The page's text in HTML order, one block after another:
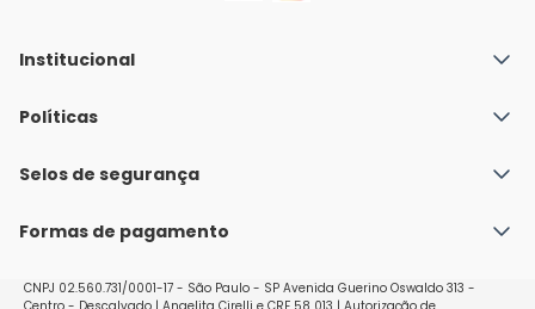
Institucional
Quem Somos
Nossas lojas
Políticas
Política de Envio
Políticas de Trocas e Devoluções
Selos de segurança
Formas de pagamento
CNPJ 02.560.731/0001-17 - São Paulo - SP Avenida Guerino Oswaldo 313 -